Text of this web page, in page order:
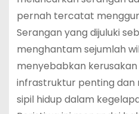
pernah tercatat
Serangan yang dijuluki
menghantam sejumlah
menyebabkan
infrastruktur penting dan
sipil hidup dalam